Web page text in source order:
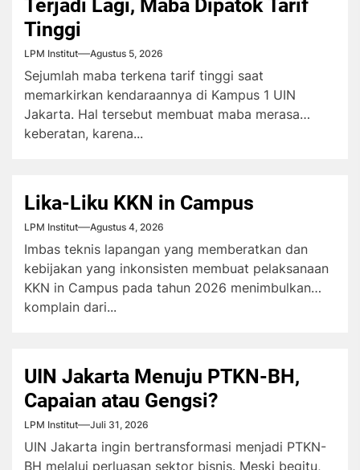
Terjadi Lagi, Maba Dipatok Tarif
Tinggi
LPM Institut Agustus 5, 2026
Sejumlah maba terkena tarif tinggi saat
memarkirkan kendaraannya di Kampus 1 UIN
Jakarta. Hal tersebut membuat maba merasa
keberatan, karena...
Lika-Liku KKN in Campus
LPM Institut Agustus 4, 2026
Imbas teknis lapangan yang memberatkan dan
kebijakan yang inkonsisten membuat pelaksanaan
KKN in Campus pada tahun 2026 menimbulkan
komplain dari...
UIN Jakarta Menuju PTKN-BH,
Capaian atau Gengsi?
LPM Institut Juli 31, 2026
UIN Jakarta ingin bertransformasi menjadi PTKN-
BH melalui perluasan sektor bisnis. Meski begitu,